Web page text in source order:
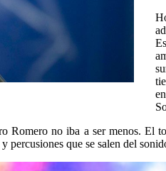
Romero no iba a ser menos.
percusiones que se salen del